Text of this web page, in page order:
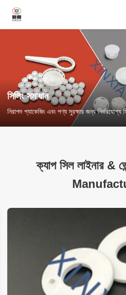
সিলিং সমাধান
নিরাপদ প্যাকেজিং এবং পণ্য সুরক্ষার জন্য নির্ভরযোগ্য
ক্যাপ সিল লাইনার &